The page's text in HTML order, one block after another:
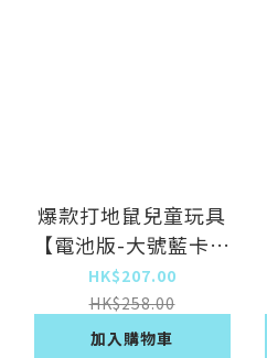
爆款打地鼠兒童玩具
【電池版-大號藍卡通
熊電動打地鼠】
HK$207.00
HK$258.00
加入購物車